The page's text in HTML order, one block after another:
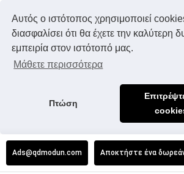
Αυτός ο ιστότοπος χρησιμοποιεί
διασφαλίσει ότι θα έχετε την καλύτερη
εμπειρία στον ιστότοπό μας.
Μάθετε περισσότερα
Πτώση
Ads@qdmodun.com Αποκτήστε ένα